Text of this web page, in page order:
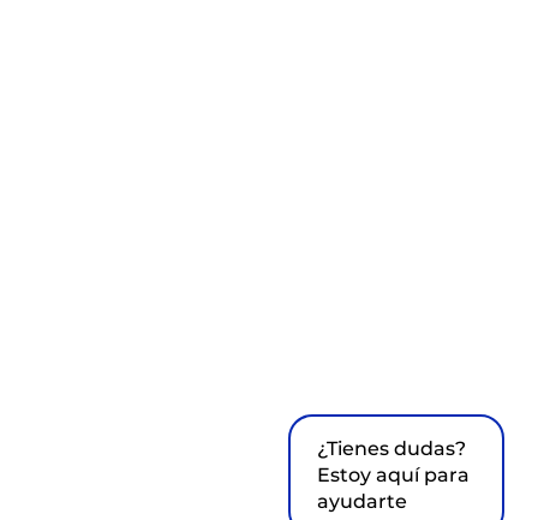
¿Tienes dudas?
Estoy aquí para
ayudarte